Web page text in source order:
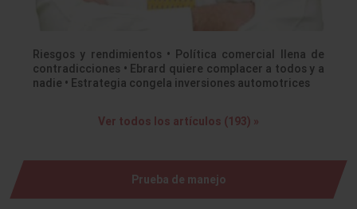
Riesgos y rendimientos • Política comercial llena de
contradicciones • Ebrard quiere complacer a todos y a
nadie • Estrategia congela inversiones automotrices
Ver todos los artículos (193) »
Prueba de manejo